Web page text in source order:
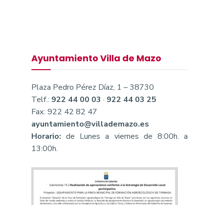
Ayuntamiento Villa de Mazo
Plaza Pedro Pérez Díaz, 1 – 38730
Telf.: 922 44 00 03 · 922 44 03 25
Fax: 922 42 82 47
ayuntamiento@villademazo.es
Horario: de Lunes a viernes de 8:00h. a
13:00h.